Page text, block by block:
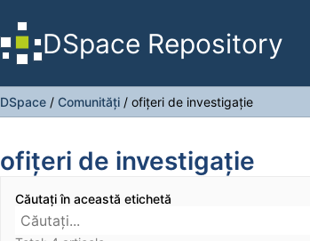
DSpace Repository
DSpace / Comunități / ofițeri de investigație
ofițeri de investigație
Căutați în această etichetă